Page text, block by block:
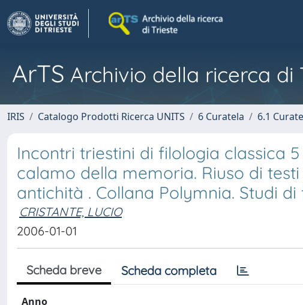
ArTS Archivio della ricerca di
IRIS Catalogo Prodotti Ricerca UNITS 6 Curatela 6.1
Incontri triestini di filologia classica
calamo della memoria. Riuso di
antichità . Collana Polymnia. Studi
CRISTANTE, LUCIO
2006-01-01
Scheda breve Scheda completa
Anno